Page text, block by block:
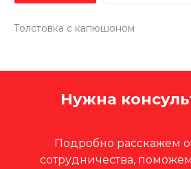
Толстовка с капюшоном
Нужна
Подробно расскажем
сотрудничества,